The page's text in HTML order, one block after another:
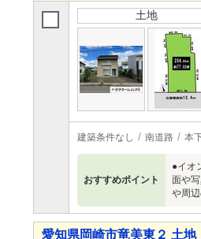
土地
建築条件なし 南道路 本
おすすめポイント
●イオ
面や
や周
愛知県岡崎市竜美東２ 土地